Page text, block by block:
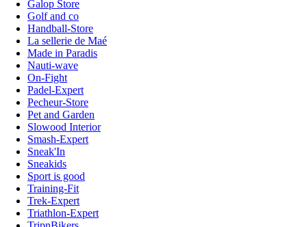
Galop Store
Golf and co
Handball-Store
La sellerie de Maé
Made in Paradis
Nauti-wave
On-Fight
Padel-Expert
Pecheur-Store
Pet and Garden
Slowood Interior
Smash-Expert
Sneak'In
Sneakids
Sport is good
Training-Fit
Trek-Expert
Triathlon-Expert